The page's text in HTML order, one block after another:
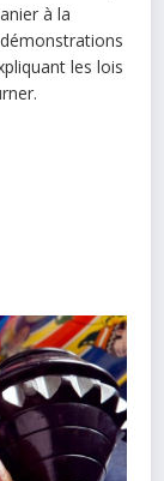
à la
les lois